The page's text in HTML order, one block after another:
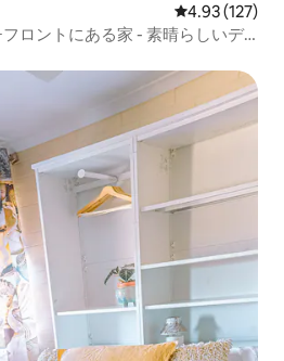
レビュー127
4.93 (127)
ロントにある家 - 素晴らしいデ